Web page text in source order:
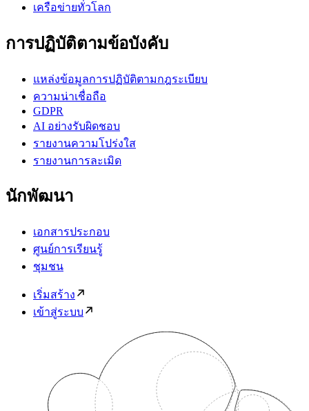
เครือข่ายทั่วโลก
การปฏิบัติตามข้อบังคับ
แหล่งข้อมูลการปฏิบัติตามกฎระเบียบ
ความน่าเชื่อถือ
GDPR
AI อย่างรับผิดชอบ
รายงานความโปร่งใส
รายงานการละเมิด
นักพัฒนา
เอกสารประกอบ
ศูนย์การเรียนรู้
ชุมชน
เริ่มสร้าง
เข้าสู่ระบบ